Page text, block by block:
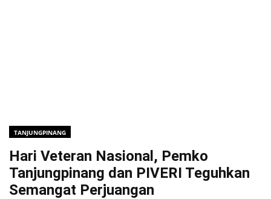
TANJUNGPINANG
Hari Veteran Nasional, Pemko
Tanjungpinang dan PIVERI Teguhkan
Semangat Perjuangan